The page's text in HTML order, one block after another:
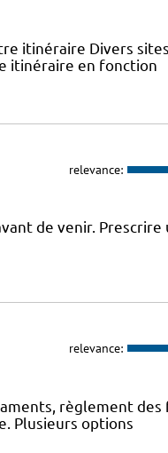
itinéraire Divers sites
itinéraire en fonction
relevance:
de venir. Prescrire
relevance:
règlement des
Plusieurs options